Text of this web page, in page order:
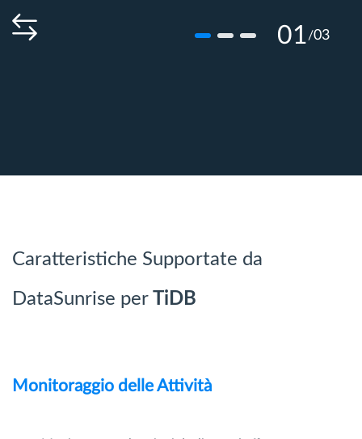
01/03
Caratteristiche Supportate da
DataSunrise per TiDB
Monitoraggio delle Attività